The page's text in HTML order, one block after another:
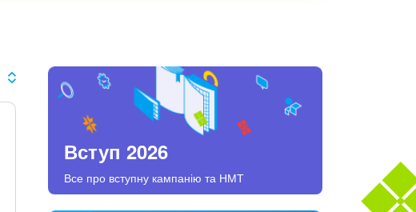
Вступ 2026
Все про вступну кампанію та НМТ